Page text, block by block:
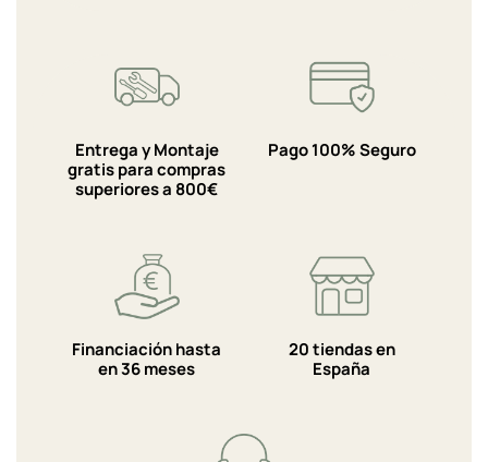
Entrega y Montaje
gratis para compras
superiores a 800€
Pago 100% Seguro
Financiación hasta
en 36 meses
20 tiendas en
España